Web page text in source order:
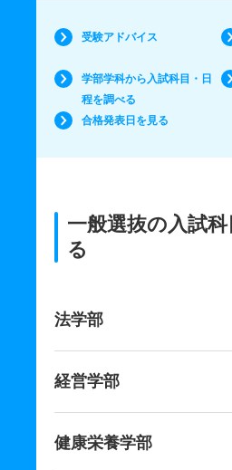
受験アドバイス
学部学科から入試科目・日
程を調べる
合格発表日を見る
一般選抜の入試
る
法学部
経営学部
健康栄養学部